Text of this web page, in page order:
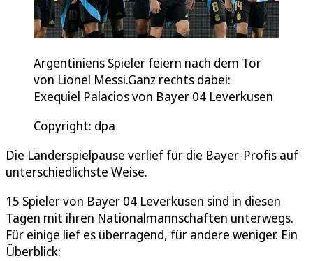
Argentiniens Spieler feiern nach dem Tor
von Lionel Messi.Ganz rechts dabei:
Exequiel Palacios von Bayer 04 Leverkusen
Copyright: dpa
Die Länderspielpause verlief für die Bayer-Profis auf
unterschiedlichste Weise.
15 Spieler von Bayer 04 Leverkusen sind in diesen
Tagen mit ihren Nationalmannschaften unterwegs.
Für einige lief es überragend, für andere weniger. Ein
Überblick: